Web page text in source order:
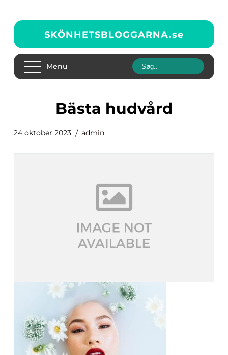
SKÖNHETSBLOGGARNA.se
Menu
bästa hudvård
24 oktober 2023 admin